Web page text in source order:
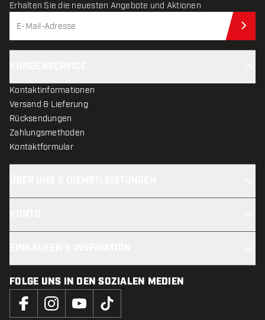
Erhalten Sie die neuesten Angebote und Aktionen
Kontaktinformationen
Versand & Lieferung
Rücksendungen
Zahlungsmethoden
Kontaktformular
FOLGE UNS IN DEN SOZIALEN MEDIEN